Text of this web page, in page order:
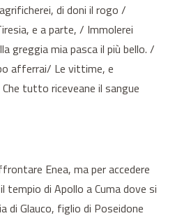
di doni il rogo /
e a parte, / Immolerei
greggia mia pasca il più bello. /
afferrai/ Le vittime, e
tutto riceveane il sangue
Enea, ma per accedere
tempio di Apollo a Cuma dove si
di Glauco, figlio di Poseidone